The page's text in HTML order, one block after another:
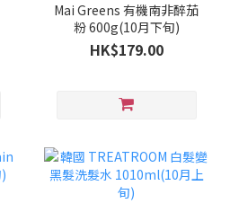
Mai Greens 有機南非醉茄
粉 600g(10月下旬)
HK$179.00